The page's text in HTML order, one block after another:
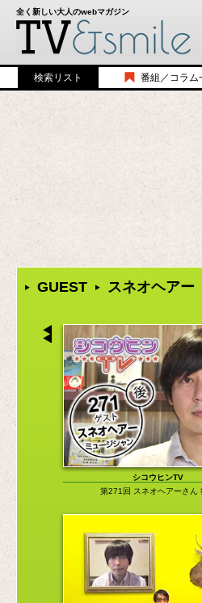
全く新しい大人のwebマガジン
GUEST スネオヘアー
シコウヒンTV
第271回 スネオヘアーさん
検索リスト 番組／コラム
みんなのルール
アメリカンジョーク
シコウヒンUSA
１分で分かる大学
本当はかっこ悪い70
Rethink Lounge
BEAMS 青野賢一の
チャットモンチー
ても」
DIRECTOR'S VOICE
ロバート・ハリス
LIFE」
西山繭子の「女子
渡辺祐の「LAND
題：ダンス天国）」
田中貴の「だから
「清野茂樹の60分1
中島さなえの「四
俺の私のベスト3